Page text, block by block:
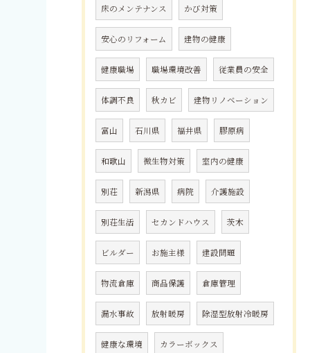
床のメンテナンス かび対策
安心のリフォーム 建物の健康
健康職場 職場環境改善 従業員の安全
体調不良 秋カビ 建物リノベーション
富山 石川県 福井県 膠原病
和歌山 微生物対策 室内の健康
別荘 新潟県 病院 介護施設
別荘生活 セカンドハウス 茨木
ビルダー お施主様 建設問題
物流倉庫 商品保護 倉庫管理
漏水事故 放射暖房 除湿型放射冷暖房
健康な環境 カラーボックス